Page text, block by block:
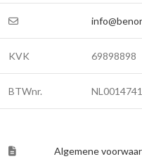
KVK 69898898
BTWnr.
Algemene